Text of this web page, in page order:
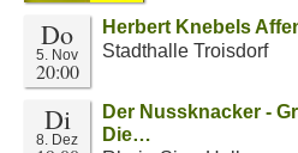
Do
5. Nov
20:00
Herbert Knebels
Stadthalle Troisdorf
Di
8. Dez
Der Nussknacker -
Die…